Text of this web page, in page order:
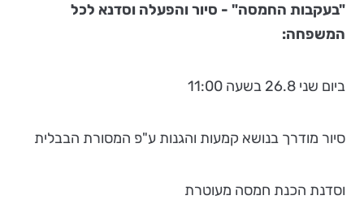
"בעקבות החמסה" - סיור והפעלה וסדנא לכל
המשפחה:
ביום שני 26.8 בשעה 11:00
סיור מודרך בנושא קמעות והגנות ע"פ המסורת הבבלית
וסדנת הכנת חמסה מעוטרת